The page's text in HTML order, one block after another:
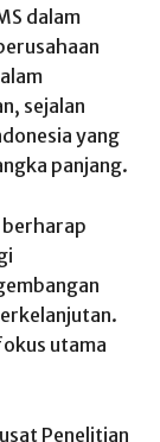
dalam
sejalan
yang
panjang.
berharap
utama
Penelitian